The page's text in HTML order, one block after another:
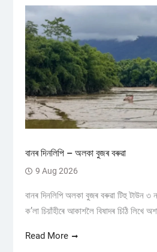
বানৰ দিনলিপি – অলকা বুজৰ বৰুৱা
9 Aug 2026
বানৰ দিনলিপি অলকা বুজৰ বৰুৱা টিহু টাউন ৩ নং
ক’লা চিয়াঁহীৰে আকাশলৈ বিষাদৰ চিঠি লিখে
Read More